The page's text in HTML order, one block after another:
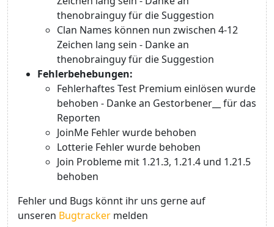
thenobrainguy für die Suggestion
Clan Names können nun zwischen 4-12
Zeichen lang sein - Danke an
thenobrainguy für die Suggestion
Fehlerbehebungen:
Fehlerhaftes Test Premium einlösen wurde
behoben - Danke an Gestorbener__ für das
Reporten
JoinMe Fehler wurde behoben
Lotterie Fehler wurde behoben
Join Probleme mit 1.21.3, 1.21.4 und 1.21.5
behoben
Fehler und Bugs könnt ihr uns gerne auf
unseren Bugtracker melden